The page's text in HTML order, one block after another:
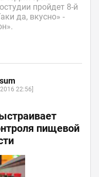
пройдет 8-й
да, вкусно» -
22:56]
пищевой